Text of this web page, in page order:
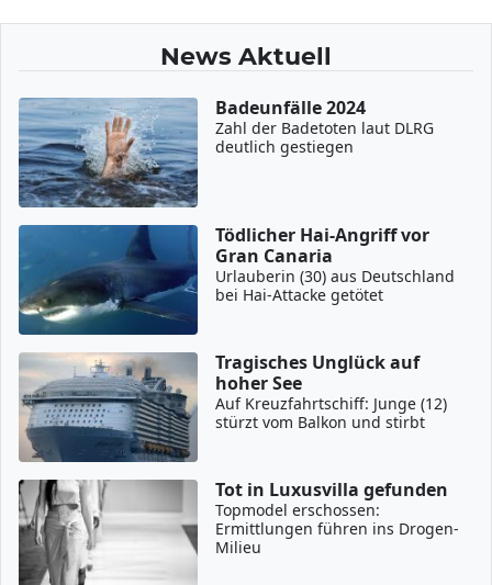
News Aktuell
Badeunfälle 2024
Zahl der Badetoten laut DLRG
deutlich gestiegen
Tödlicher Hai-Angriff vor
Gran Canaria
Urlauberin (30) aus Deutschland
bei Hai-Attacke getötet
Tragisches Unglück auf
hoher See
Auf Kreuzfahrtschiff: Junge (12)
stürzt vom Balkon und stirbt
Tot in Luxusvilla gefunden
Topmodel erschossen:
Ermittlungen führen ins Drogen-
Milieu